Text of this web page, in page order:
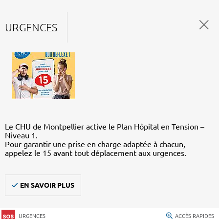
URGENCES
Le CHU de Montpellier active le Plan Hôpital en Tension –
Niveau 1.
Pour garantir une prise en charge adaptée à chacun,
appelez le 15 avant tout déplacement aux urgences.
EN SAVOIR PLUS
URGENCES ACCÈS RAPIDES